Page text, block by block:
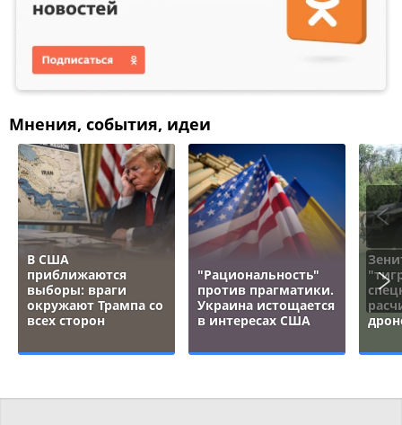
Мнения, события, идеи
В США
приближаются
выборы: враги
окружают Трампа со
всех сторон
"Рациональность"
против прагматики.
Украина истощается
в интересах США